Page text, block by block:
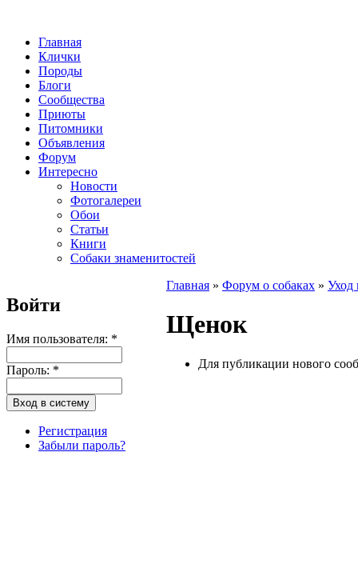
Главная
Клички
Породы
Блоги
Сообщества
Приюты
Питомники
Объявления
Форум
Интересно
Новости
Фотогалереи
Обои
Статьи
Книги
Собаки знаменитостей
Войти
Имя пользователя: *
Пароль: *
Регистрация
Забыли пароль?
Главная » Форум о собаках » Уход
Щенок
Для публикации нового